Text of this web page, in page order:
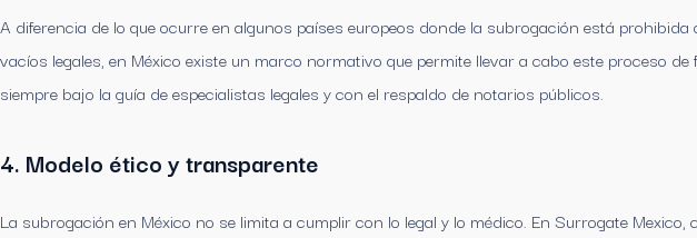
A diferencia de lo que ocurre en algunos países europeos donde la subrogación está prohibida
vacíos legales, en México existe un marco normativo que permite llevar a cabo este proceso de
siempre bajo la guía de especialistas legales y con el respaldo de notarios públicos.
4. Modelo ético y transparente
La subrogación en México no se limita a cumplir con lo legal y lo médico. En Surrogate Mexico,